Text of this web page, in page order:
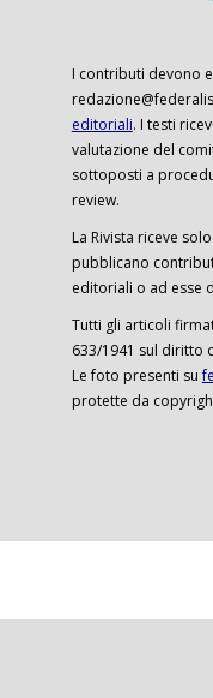
I contributi devono
editoriali. I testi
valutazione del
sottoposti a
review.
La Rivista riceve
pubblicano
editoriali o ad esse
Tutti gli articoli
633/1941 sul diritto
Le foto presenti su
protette da